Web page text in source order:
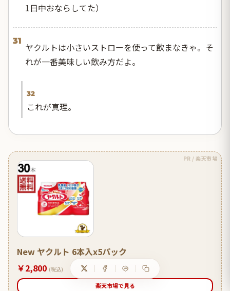
1日中おならしてた）
31
ヤクルトは小さいストローを使って飲まなきゃ。そ
れが一番美味しい飲み方だよ。
32
これが真理。
PR / 楽天市場
New ヤクルト 6本入x5パック
￥2,800 (税込)
楽天市場で見る